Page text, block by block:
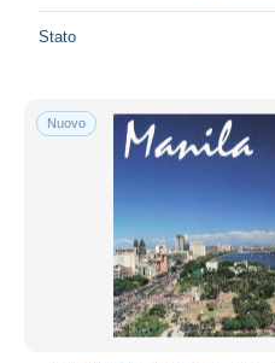
Stato
Nuovo